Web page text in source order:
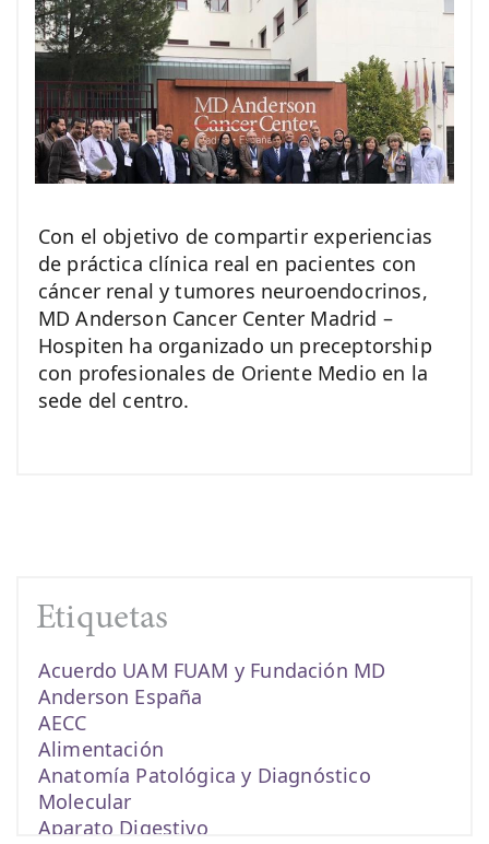
Con el objetivo de compartir experiencias
de práctica clínica real en pacientes con
cáncer renal y tumores neuroendocrinos,
MD Anderson Cancer Center Madrid –
Hospiten ha organizado un preceptorship
con profesionales de Oriente Medio en la
sede del centro.
Etiquetas
Acuerdo UAM FUAM y Fundación MD
Anderson España
AECC
Alimentación
Anatomía Patológica y Diagnóstico
Molecular
Aparato Digestivo